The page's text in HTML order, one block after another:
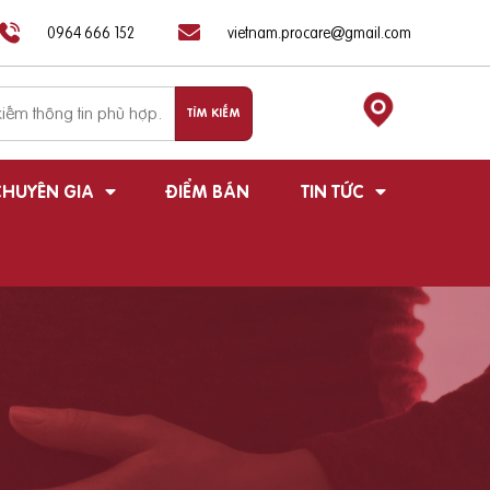
0964 666 152 vietnam.procare@gmail.com
GIA ĐIỂM BÁN TIN TỨC